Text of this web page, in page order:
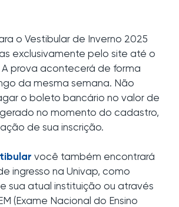
o Vestibular de Inverno 2025
exclusivamente pelo site até o
A prova acontecerá de forma
da mesma semana. Não
o boleto bancário no valor de
gerado no momento do cadastro,
de sua inscrição.
você também encontrará
ingresso na Univap, como
sua atual instituição ou através
(Exame Nacional do Ensino